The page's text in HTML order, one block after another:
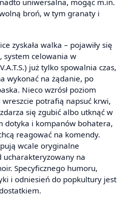
uniwersalna, mogąc m.in.
broń, w tym granaty i
zyskała walka – pojawiły się
system celowania w
już tylko spowalnia czas,
wykonać na żądanie, po
Nieco wzrósł poziom
wreszcie potrafią napsuć krwi,
się zgubić albo utknąć w
dotyka i kompanów bohatera,
reagować na komendy.
wcale oryginalne
ucharakteryzowany na
Specyficznego humoru,
i odniesień do popkultury jest